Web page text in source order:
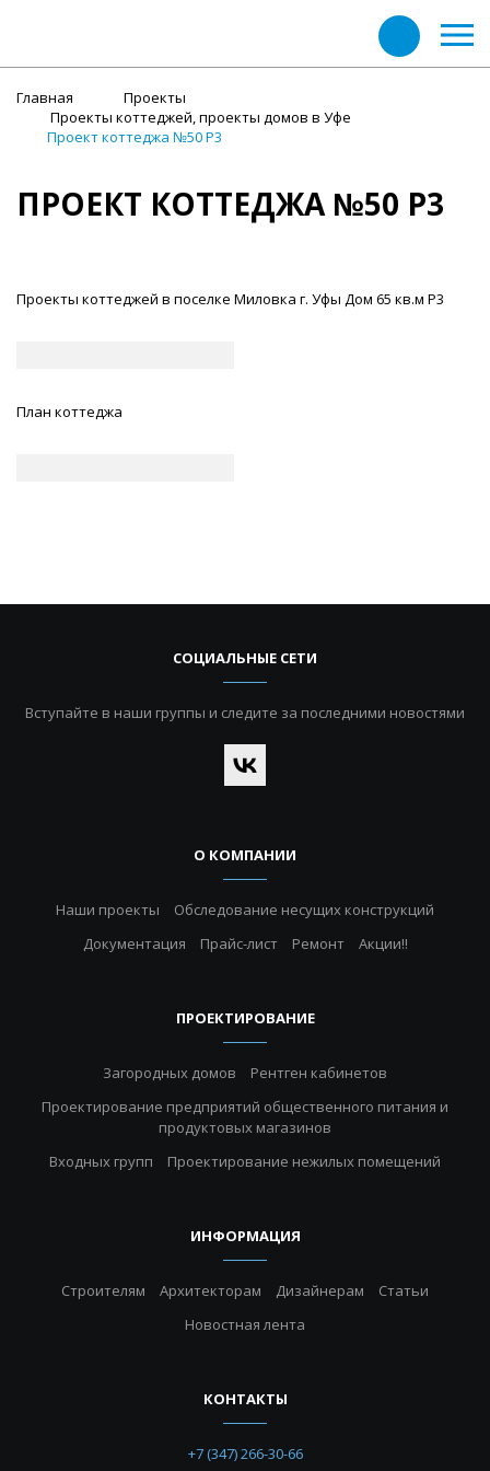
Главная
Проекты
Проекты коттеджей, проекты домов в Уфе
Проект коттеджа №50 Р3
ПРОЕКТ КОТТЕДЖА №50 Р3
Проекты коттеджей в поселке Миловка г. Уфы Дом 65 кв.м Р3
План коттеджа
СОЦИАЛЬНЫЕ СЕТИ
Вступайте в наши группы и следите за последними новостями
О КОМПАНИИ
Наши проекты
Обследование несущих конструкций
Документация
Прайс-лист Ремонт Акции!!
ПРОЕКТИРОВАНИЕ
Загородных домов
Рентген кабинетов
Проектирование предприятий общественного питания и
продуктовых магазинов
Входных групп
Проектирование нежилых помещений
ИНФОРМАЦИЯ
Строителям Архитекторам Дизайнерам
Статьи
Новостная лента
КОНТАКТЫ
+7 (347) 266-30-66